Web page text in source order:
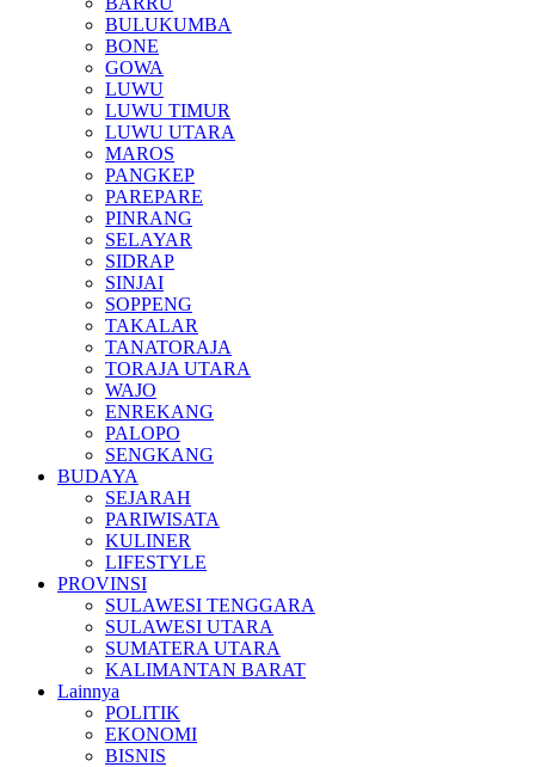
BULUKUMBA
BONE
GOWA
LUWU
LUWU TIMUR
LUWU UTARA
MAROS
PANGKEP
PAREPARE
PINRANG
SELAYAR
SIDRAP
SINJAI
SOPPENG
TAKALAR
TANATORAJA
TORAJA UTARA
WAJO
ENREKANG
PALOPO
SENGKANG
BUDAYA
SEJARAH
PARIWISATA
KULINER
LIFESTYLE
PROVINSI
SULAWESI TENGGARA
SULAWESI UTARA
SUMATERA UTARA
KALIMANTAN BARAT
Lainnya
POLITIK
EKONOMI
BISNIS